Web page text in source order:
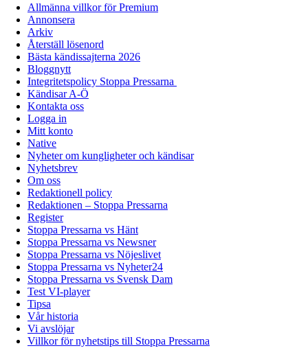
Allmänna villkor för Premium
Annonsera
Arkiv
Återställ lösenord
Bästa kändissajterna 2026
Bloggnytt
Integritetspolicy Stoppa Pressarna
Kändisar A-Ö
Kontakta oss
Logga in
Mitt konto
Native
Nyheter om kungligheter och kändisar
Nyhetsbrev
Om oss
Redaktionell policy
Redaktionen – Stoppa Pressarna
Register
Stoppa Pressarna vs Hänt
Stoppa Pressarna vs Newsner
Stoppa Pressarna vs Nöjeslivet
Stoppa Pressarna vs Nyheter24
Stoppa Pressarna vs Svensk Dam
Test VI-player
Tipsa
Vår historia
Vi avslöjar
Villkor för nyhetstips till Stoppa Pressarna